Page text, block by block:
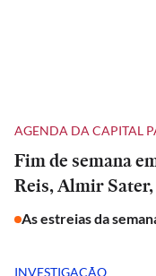
AGENDA DA CAPITAL
Fim de semana
Reis, Almir Sater,
As estreias da
INVESTIGAÇÃO